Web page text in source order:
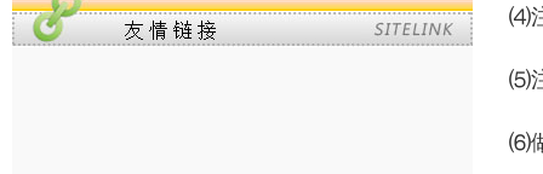
⑷
⑸
⑹